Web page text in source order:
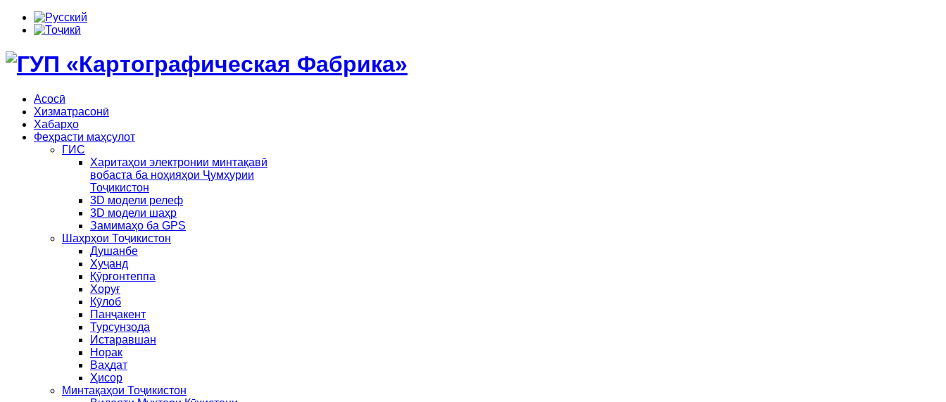
Асосӣ
Хизматрасонӣ
Хабарҳо
Феҳрасти маҳсулот
ГИС
Харитаҳои электронии минтақавӣ
вобаста ба ноҳияҳои Ҷумҳурии
Тоҷикистон
3D модели релеф
3D модели шаҳр
Замимаҳо ба GPS
Шаҳрҳои Тоҷикистон
Душанбе
Хуҷанд
Қӯрғонтеппа
Хоруғ
Кӯлоб
Панҷакент
Турсунзода
Истаравшан
Норак
Ваҳдат
Ҳисор
Минтақаҳои Тоҷикистон